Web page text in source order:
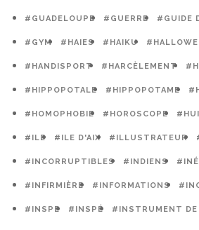
#GUADELOUPE #GUERRE #GUIDE
#GYM #HAIES #HAIKU
#HANDISPORT #HARCÈLEMENT
#HIPPOPOTALE #HIPPOPOTAME
#HOMOPHOBIE #HOROSCOPE
#ILE #ILE D'AIX #ILLUSTRATEUR
#INCORRUPTIBLES #INDIENS
#INFIRMIÈRE #INFORMATIONS
#INSPE #INSPÉ #INSTRUMENT DE